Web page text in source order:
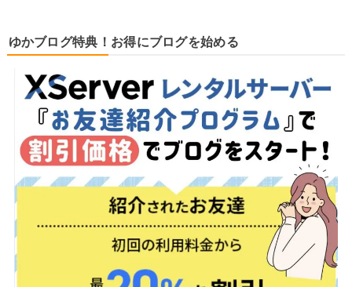
ゆかブログ特典！お得にブログを始める